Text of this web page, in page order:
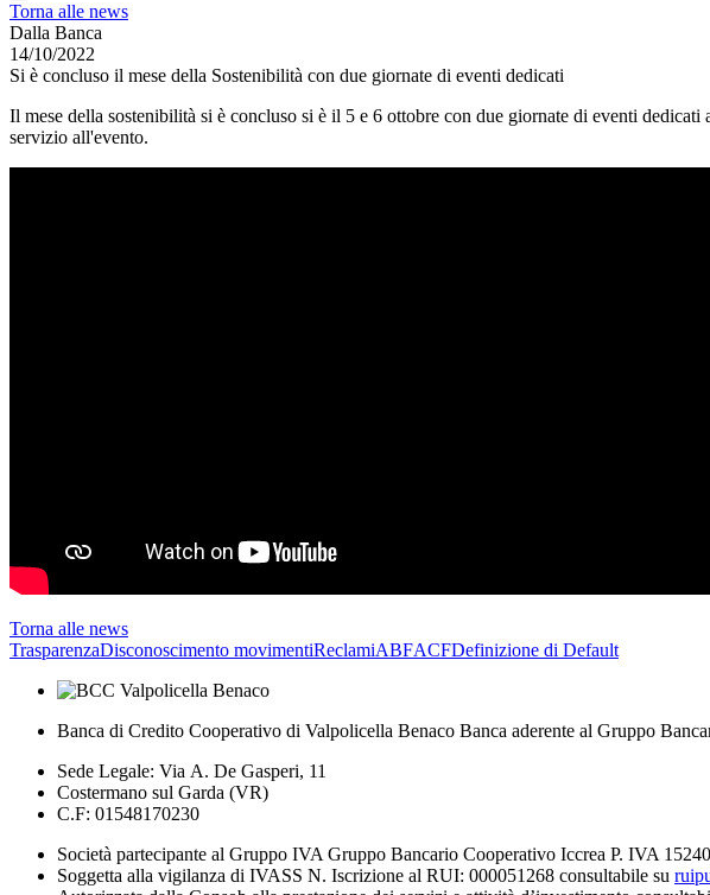
Torna alle news
Dalla Banca
14/10/2022
Si è concluso il mese della Sostenibilità con due giornate di eventi dedicati
Il mese della sostenibilità si è concluso si è il 5 e 6 ottobre con due giornate di eventi
servizio all'evento.
Torna alle news
TrasparenzaDisconoscimento movimentiReclamiABFACFDefinizione di Default
Banca di Credito Cooperativo di Valpolicella Benaco Banca aderente al Gruppo
Sede Legale: Via A. De Gasperi, 11
Costermano sul Garda (VR)
C.F: 01548170230
Società partecipante al Gruppo IVA Gruppo Bancario Cooperativo Iccrea P. IVA
Soggetta alla vigilanza di IVASS N. Iscrizione al RUI: 000051268 consultabile su